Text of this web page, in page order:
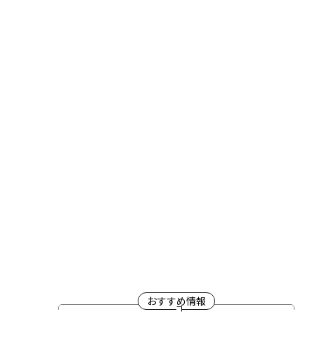
おすすめ情報